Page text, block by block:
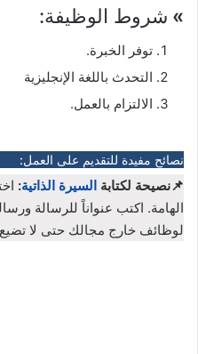
» شروط الوظيفة:
توفر الخبرة.
التحدث باللغة الإنجليزية
الالتزام بالعمل.
نصائح مفيدة للتقديم على العمل:
📌نصيحة لكتابة السيرة الذاتية:
الهامة. اكتب عنواناً للرسالة
لوظائف خارج مجالك حتى لا